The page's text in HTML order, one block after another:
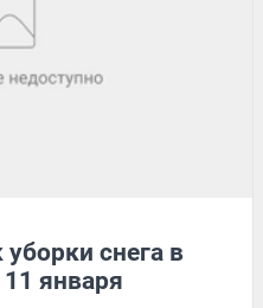
снега в
января